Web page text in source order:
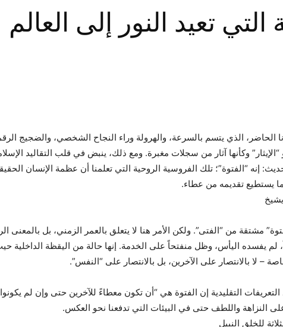
تعيد النور إلى العالم
الحاضر، الذي يتسم بالسرعة، والهرولة وراء النجاح الشخصي، والضجيج
“الإيثار” وكأنها آثار من سجلات مغبرة. ومع ذلك، ينبض في قلب التقاليد
إنه “الفتوة”؛ تلك الفروسية الروحية التي تعلمنا أن عظمة الإنسان
يستطيع تقديمه من عطاء.
مشتقة من “الفتى”. ولكن الأمر هنا لا يتعلق بالعمر الزمني، بل
لم يفسده اليأس، وظل منفتحاً على الخدمة. إنها حالة من اليقظة الداخلية
– لا بالانتصار على الآخرين، بل بالانتصار على “النفس”.
التقليدية إن الفتوة هي “أن تكون معطاءً للآخرين حتى وإن لم
النزاهة واللطف حتى في البيئات التي تدفعنا نحو العكس.
للخلق النبيل